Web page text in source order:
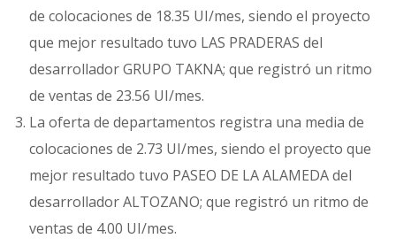
de colocaciones de 18.35 UI/mes, siendo el proyecto
que mejor resultado tuvo LAS PRADERAS del
desarrollador GRUPO TAKNA; que registró un ritmo
de ventas de 23.56 UI/mes.
La oferta de departamentos registra una media de
colocaciones de 2.73 UI/mes, siendo el proyecto que
mejor resultado tuvo PASEO DE LA ALAMEDA del
desarrollador ALTOZANO; que registró un ritmo de
ventas de 4.00 UI/mes.